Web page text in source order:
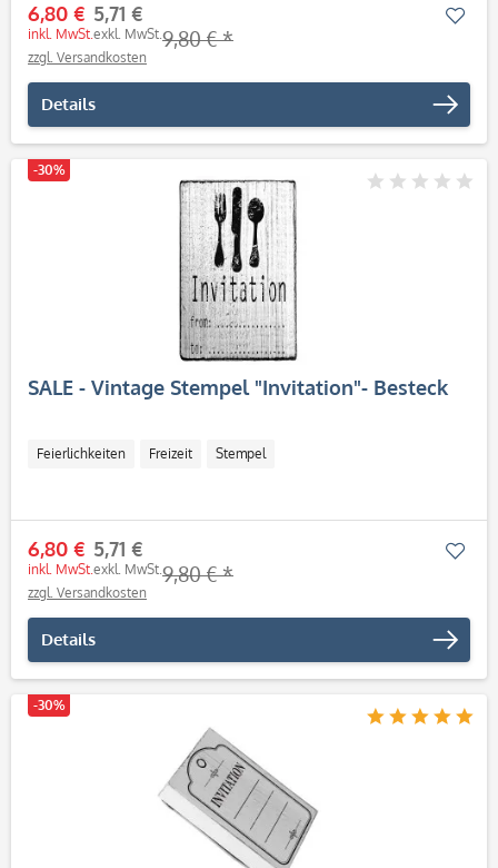
6,80 €
inkl. MwSt.
5,71 €
exkl. MwSt.9,80 € *
zzgl. Versandkosten
Details
-30%
SALE - Vintage Stempel "Invitation"- Besteck
Feierlichkeiten Freizeit Stempel
6,80 €
inkl. MwSt.
5,71 €
exkl. MwSt.9,80 € *
zzgl. Versandkosten
Details
-30%